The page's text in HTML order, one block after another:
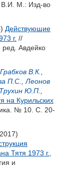
М.: Изд-во
Действующие
г. //
Авдейко
Грабков В.К.
П.С.
Леонов
Трухин Ю.П.
на Курильских
№ 10. С. 20-
Тятя 1973 г.,
и